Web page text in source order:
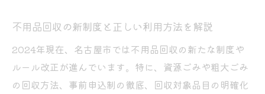
不用品回収の新制度と正しい利用方法を解説
2024年現在、名古屋市では不用品回収の新たな制度や
ルール改正が進んでいます。特に、資源ごみや粗大ごみ
の回収方法、事前申込制の徹底、回収対象品目の明確化